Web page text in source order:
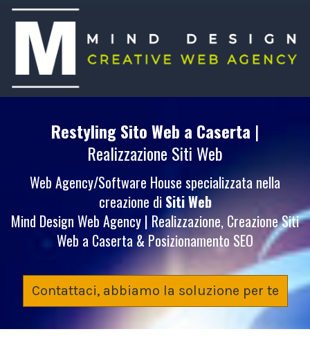
Restyling Sito Web a Caserta |
Realizzazione Siti Web
Web Agency/Software House specializzata nella
creazione di Siti Web
Mind Design Web Agency | Realizzazione, Creazione Siti
Web a Caserta & Posizionamento SEO
Contattaci, abbiamo la soluzione per te